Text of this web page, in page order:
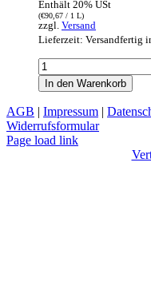
Enthält 20% USt
(€90,67 / 1 L)
zzgl. Versand
Lieferzeit: Versandfertig
Fat
Boy
Magnum
Menge
In den Warenkorb
AGB | Impressum |
Widerrufsformular
Facebook
Instagram
Page load link